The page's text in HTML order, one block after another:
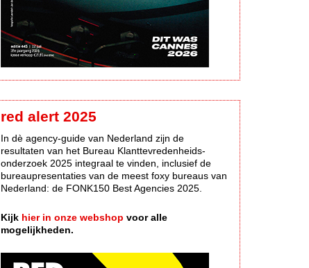
red alert 2025
In dè agency-guide van Nederland zijn de
resultaten van het Bureau Klanttevredenheids-
onderzoek 2025 integraal te vinden, inclusief de
bureaupresentaties van de meest foxy bureaus van
Nederland: de FONK150 Best Agencies 2025.
Kijk hier in onze webshop voor alle
mogelijkheden.